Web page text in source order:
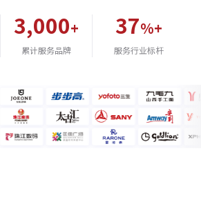
3,000+
累计服务品牌
37%+
服务行业标杆